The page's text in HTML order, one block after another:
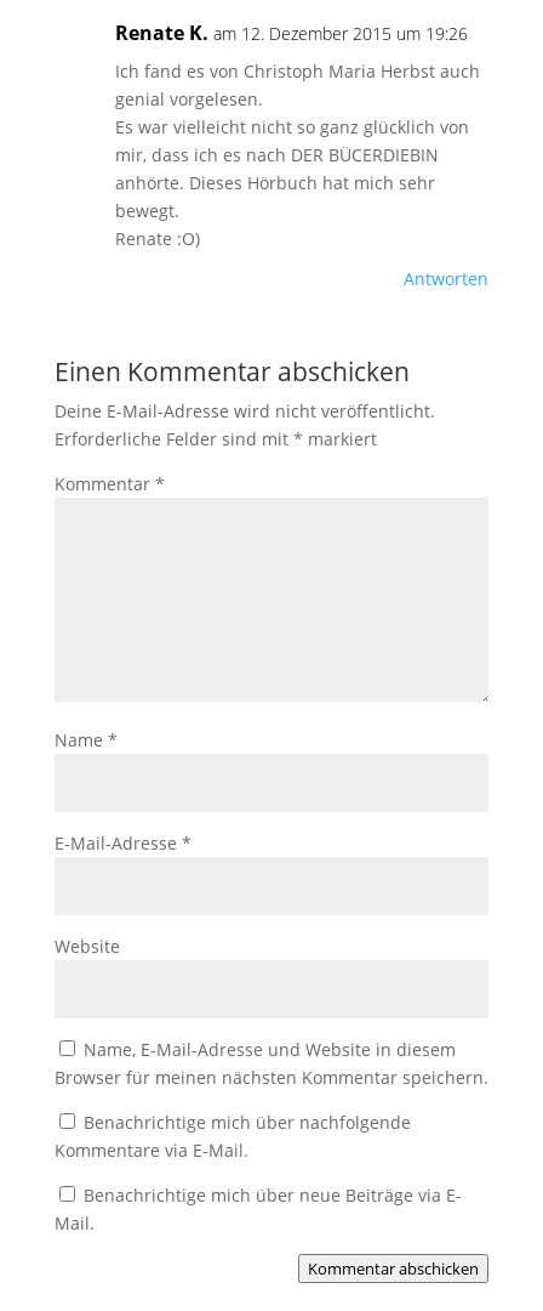
Renate K. am 12. Dezember 2015 um 19:26
Ich fand es von Christoph Maria Herbst auch
genial vorgelesen.
Es war vielleicht nicht so ganz glücklich von
mir, dass ich es nach DER BÜCERDIEBIN
anhörte. Dieses Hörbuch hat mich sehr
bewegt.
Renate :O)
Antworten
Einen Kommentar abschicken
Deine E-Mail-Adresse wird nicht veröffentlicht.
Erforderliche Felder sind mit * markiert
Kommentar *
Name *
E-Mail-Adresse *
Website
Name, E-Mail-Adresse und Website in diesem
Browser für meinen nächsten Kommentar speichern.
Benachrichtige mich über nachfolgende
Kommentare via E-Mail.
Benachrichtige mich über neue Beiträge via E-
Mail.
Kommentar abschicken